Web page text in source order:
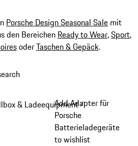
Porsche Design Seasonal Sale mit
den Bereichen Ready to Wear,Sport,
oderTaschen & Gepäck.
& Ladeequipment/
Add Adapter für
Porsche
Batterieladegeräte
to wishlist